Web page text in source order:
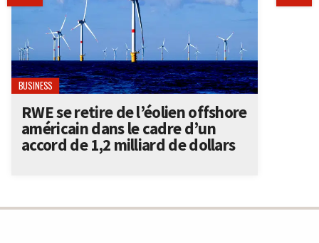
BUSINESS
RWE se retire de l’éolien offshore
américain dans le cadre d’un
accord de 1,2 milliard de dollars